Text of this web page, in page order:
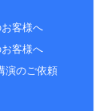
客様へ
客様へ
演のご依頼